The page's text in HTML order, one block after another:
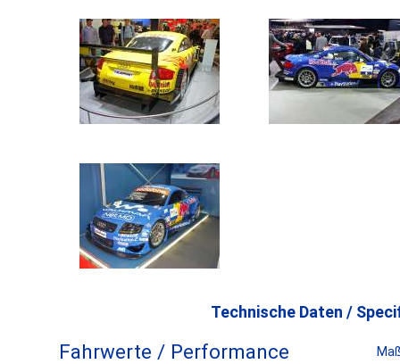
Technische Daten /
Fahrwerte / Performance